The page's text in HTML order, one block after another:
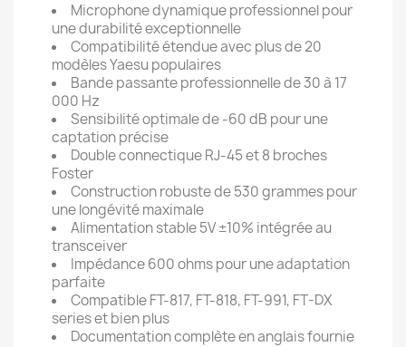
Microphone dynamique professionnel pour
une durabilité exceptionnelle
Compatibilité étendue avec plus de 20
modèles Yaesu populaires
Bande passante professionnelle de 30 à 17
000 Hz
Sensibilité optimale de -60 dB pour une
captation précise
Double connectique RJ-45 et 8 broches
Foster
Construction robuste de 530 grammes pour
une longévité maximale
Alimentation stable 5V ±10% intégrée au
transceiver
Impédance 600 ohms pour une adaptation
parfaite
Compatible FT-817, FT-818, FT-991, FT-DX
series et bien plus
Documentation complète en anglais fournie